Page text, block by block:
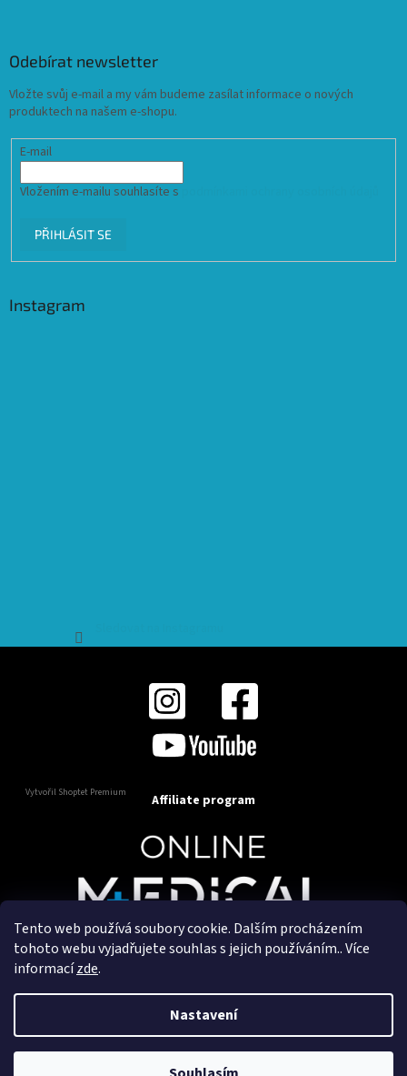
Tento web používá soubory cookie. Dalším procházením
tohoto webu vyjadřujete souhlas s jejich používáním.. Více
informacízde.
Nastavení
Odebírat newsletter
Vložte svůj e-mail a my vám budeme zasílat informace o nových
produktech na našem e-shopu.
E-mail
Vložením e-mailu souhlasíte s
PŘIHLÁSIT SE
Instagram
Vytvořil Shoptet Premium Affiliate program
Copyright 2025OnlineMedical.cz. Všechna práva
Vytvořil a marketingově zajišťuje